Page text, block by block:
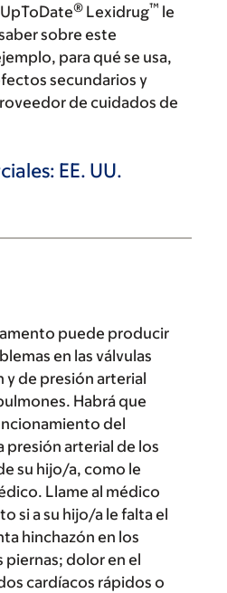
® Lexidrug™ le
sobre este
para qué se usa,
secundarios y
de cuidados de
EE. UU.
puede producir
en las válvulas
y de presión arterial
Habrá que
del
presión arterial de los
su hijo/a, como le
Llame al médico
si a su hijo/a le falta el
hinchazón en los
piernas; dolor en el
cardíacos rápidos o